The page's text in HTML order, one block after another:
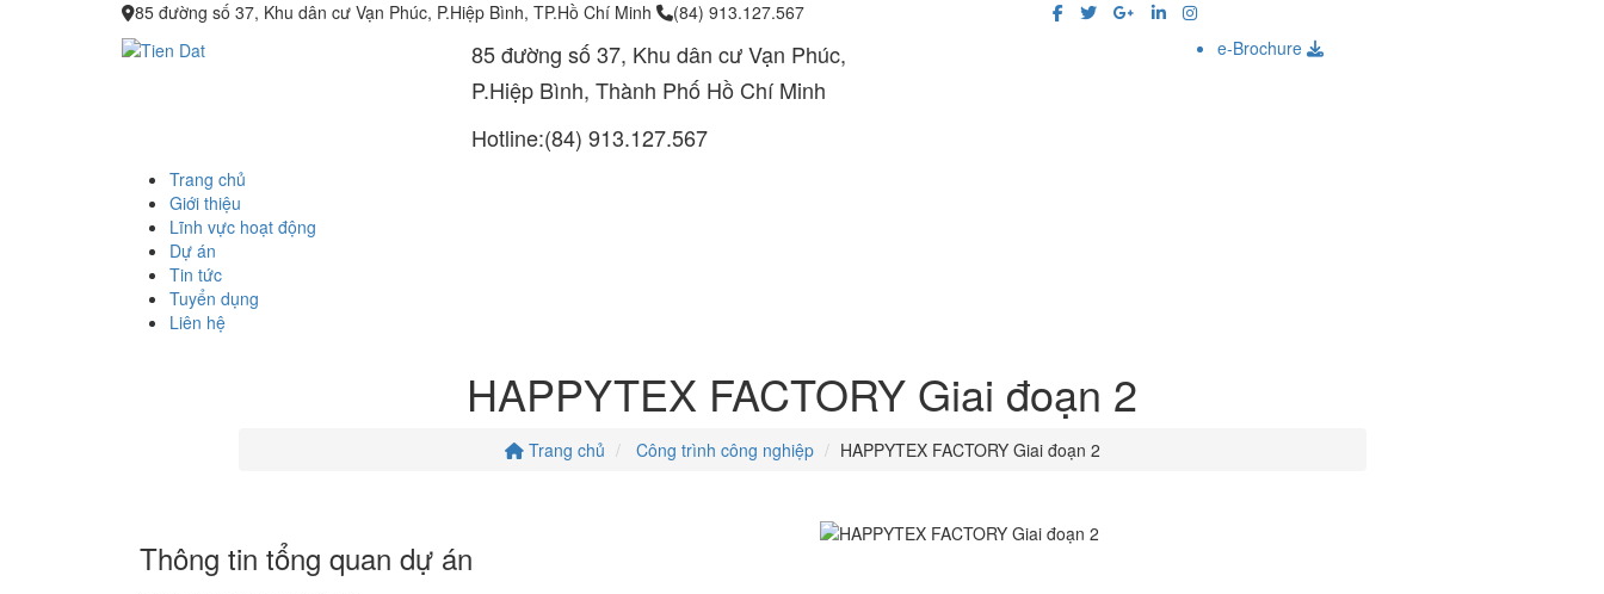
85 đường số 37, Khu dân cư Vạn Phúc, P.Hiệp Bình, TP.Hồ Chí Minh (84) 913.127.567
85 đường số 37, Khu dân cư Vạn Phúc,
P.Hiệp Bình, Thành Phố Hồ Chí Minh
Hotline:(84) 913.127.567
e-Brochure
Trang chủ
Giới thiệu
Lĩnh vực hoạt động
Dự án
Tin tức
Tuyển dụng
Liên hệ
HAPPYTEX FACTORY Giai đoạn 2
Trang chủ Công trình công nghiệp HAPPYTEX FACTORY Giai đoạn 2
Thông tin tổng quan dự án